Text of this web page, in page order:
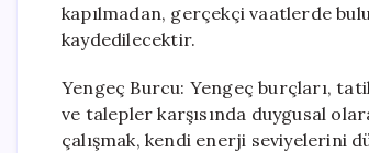
kapılmadan, gerçekçi vaatlerde
kaydedilecektir.
Yengeç Burcu: Yengeç burçları,
ve talepler karşısında duygusal
çalışmak, kendi enerji seviyelerini